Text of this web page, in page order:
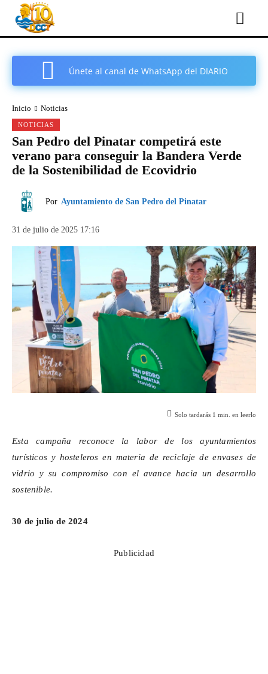
Únete al canal de WhatsApp del DIARIO
Inicio Noticias
NOTICIAS
San Pedro del Pinatar competirá este
verano para conseguir la Bandera Verde
de la Sostenibilidad de Ecovidrio
Por Ayuntamiento de San Pedro del Pinatar
31 de julio de 2025 17:16
Solo tardarás 1 min. en leerlo
Esta campaña reconoce la labor de los ayuntamientos
turísticos y hosteleros en materia de reciclaje de envases de
vidrio y su compromiso con el avance hacia un desarrollo
sostenible.
30 de julio de 2024
Publicidad